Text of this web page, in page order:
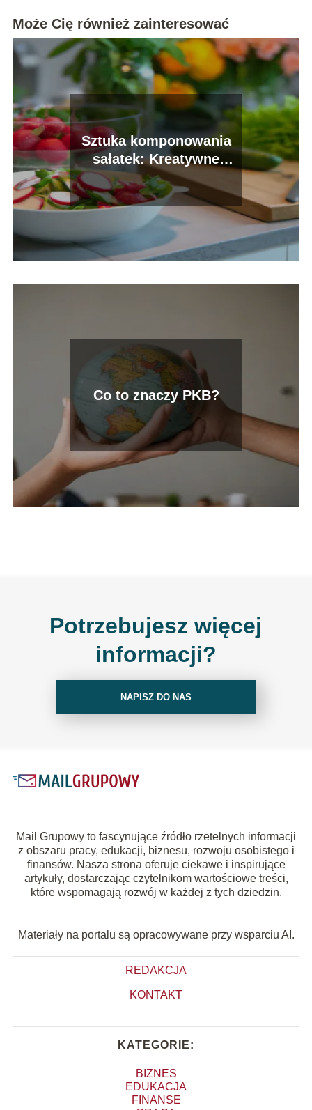
Może Cię również zainteresować
Sztuka komponowania
sałatek: Kreatywne
pomysły
Co to znaczy PKB?
Potrzebujesz więcej
informacji?
NAPISZ DO NAS
Mail Grupowy to fascynujące źródło rzetelnych informacji
z obszaru pracy, edukacji, biznesu, rozwoju osobistego i
finansów. Nasza strona oferuje ciekawe i inspirujące
artykuły, dostarczając czytelnikom wartościowe treści,
które wspomagają rozwój w każdej z tych dziedzin.
Materiały na portalu są opracowywane przy wsparciu AI.
REDAKCJA
KONTAKT
KATEGORIE:
BIZNES
EDUKACJA
FINANSE